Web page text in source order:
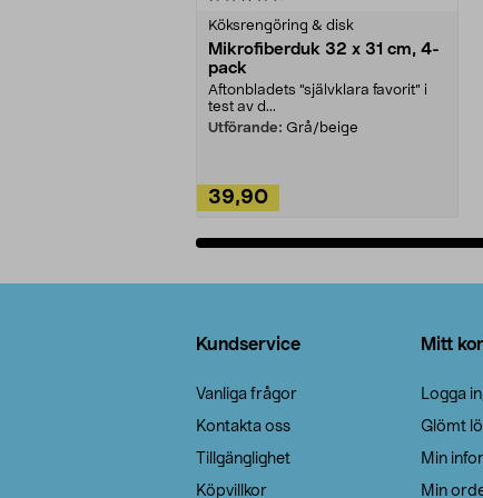
Köksrengöring & disk
Mikrofiberduk 32 x 31 cm, 4-
pack
Aftonbladets "självklara favorit” i
test av d...
Utförande: Grå/beige
39,90
Kundservice
Vanliga frågor
Kontakta oss
Tillgänglighet
Köpvillkor
Mitt
Logga
Glömt
Min
Min